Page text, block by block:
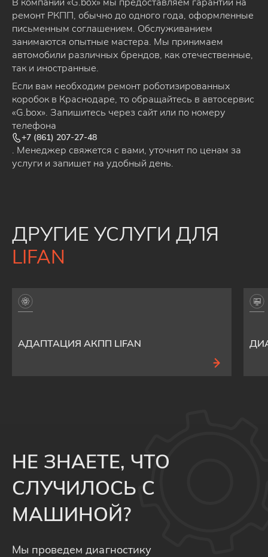
ремонт РКПП, обычно до одного года, оформленные
письменным соглашением. Обслуживанием
занимаются опытные мастера. Мы принимаем
автомобили различных брендов, как отечественные,
так и иностранные.
Если вам необходим ремонт роботизированных
коробок в Краснодаре, то обращайтесь в автосервис
«G.box». Запишитесь через сайт или по номеру
телефона
+7 (861) 207-27-48
. Менеджер свяжется с вами, уточнит по ценам за
услуги и запишет на удобный день.
ДРУГИЕ УСЛУГИ ДЛЯ
LIFAN
АДАПТАЦИЯ АКПП LIFAN
НЕ ЗНАЕТЕ, ЧТО
СЛУЧИЛОСЬ С
МАШИНОЙ?
Мы проведем диагностику